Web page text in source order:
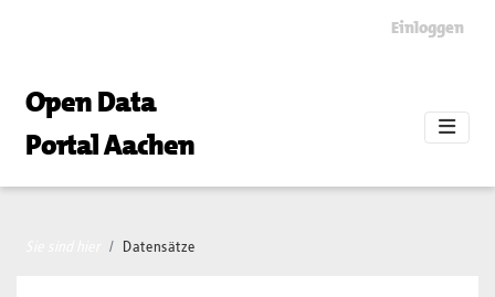
Einloggen
Open Data
Portal Aachen
Datensätze